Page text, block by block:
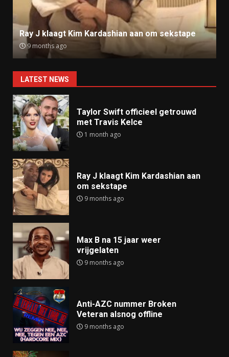
Ray J klaagt Kim Kardashian aan om sekstape
9 months ago
LATEST NEWS
Taylor Swift officieel getrouwd
met Travis Kelce
1 month ago
Ray J klaagt Kim Kardashian aan
om sekstape
9 months ago
Max B na 15 jaar weer
vrijgelaten
9 months ago
Anti-AZC nummer Broken
Veteran alsnog offline
9 months ago